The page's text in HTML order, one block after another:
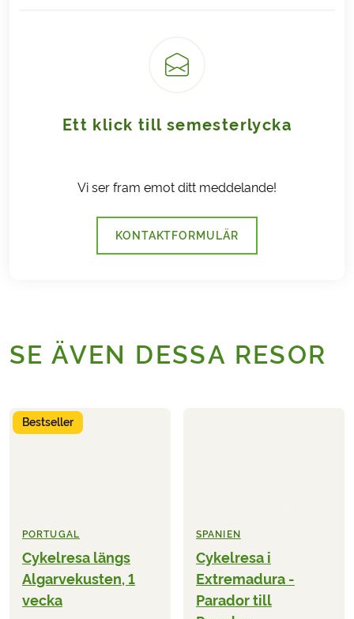
Ett klick till semesterlycka
Vi ser fram emot ditt meddelande!
KONTAKTFORMULÄR
SE ÄVEN DESSA RESOR
Bestseller
PORTUGAL
Cykelresa längs
Algarvekusten, 1
vecka
SPANIEN
Cykelresa i
Extremadura -
Parador till